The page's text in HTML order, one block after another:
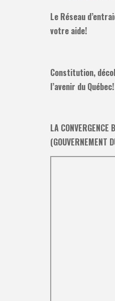
Le Réseau
votre aide!
Constitution,
l’avenir du Québec!
LA CONVERGENCE
(GOUVERNEMENT